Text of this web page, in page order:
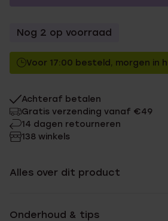
Met memberkorting
Nog 2 op voorraad
Voor 17:00 besteld, morgen in
Achteraf betalen
Gratis verzending vanaf €49
14 dagen retourneren
138 winkels
Alles over dit product
Onderhoud & tips